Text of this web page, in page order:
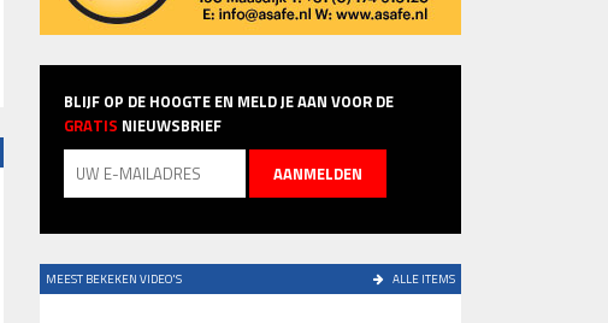
BLIJF OP DE HOOGTE EN MELD JE AAN VOOR DE
GRATIS NIEUWSBRIEF
MEEST BEKEKEN VIDEO'S ALLE ITEMS